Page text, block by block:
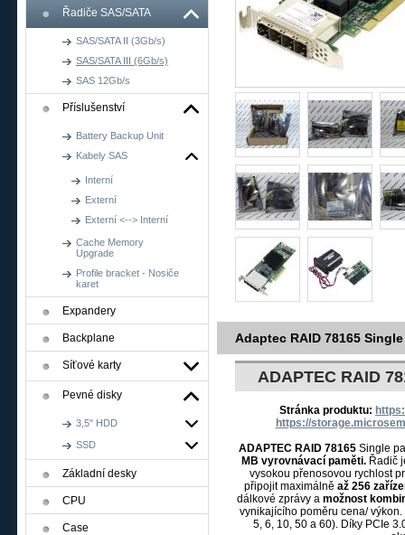
Řadiče SAS/SATA
SAS/SATA II (3Gb/s)
SAS/SATA III (6Gb/s)
SAS 12Gb/s
Příslušenství
Battery Backup Unit
Kabely SAS
Interní
Externí
Externí <--> Interní
Cache Memory
Upgrade
Profile bracket - Nosiče
karet
Expandery
Backplane
Síťové karty
Pevné disky
3,5" HDD
SSD
Základní desky
CPU
Case
Adaptec RAID 78165
ADAPTEC RAID
Stránka produktu:
https://
ADAPTEC RAID 78165Single
MB vyrovnávací paměti.Řadič
vysokou přenosovou rychlost
připojit maximálně až 256
dálkové zprávy a možnost
vynikajícího poměru cena/
5, 6, 10, 50 a 60). Díky PCIe